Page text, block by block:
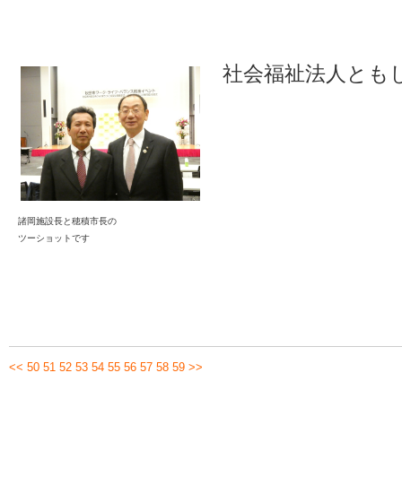
諸岡施設長と穂積市長の
ツーショットです
社会福祉法人とも
<< 50 51 52 53 54 55 56 57 58 59 >>